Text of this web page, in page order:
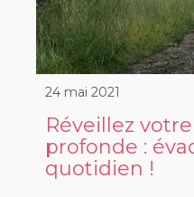
24 mai 2021
Réveillez
profonde :
quotidien !